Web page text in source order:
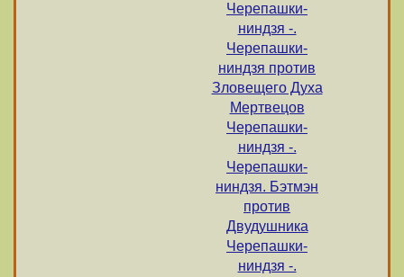
Черепашки-
ниндзя -.
Черепашки-
ниндзя против
Зловещего Духа
Мертвецов
Черепашки-
ниндзя -.
Черепашки-
ниндзя. Бэтмэн
против
Двудушника
Черепашки-
ниндзя -.